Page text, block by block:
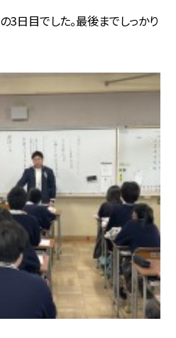
3日目でした。最後までしっかり